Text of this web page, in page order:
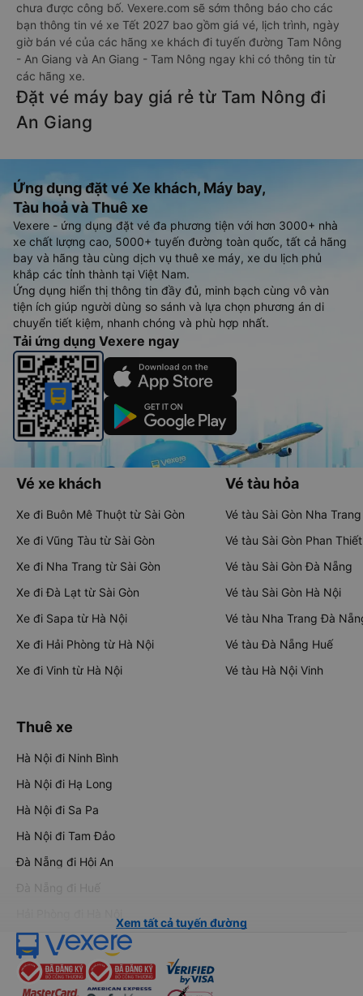
chưa được công bố. Vexere.com sẽ sớm thông báo cho các
bạn thông tin vé xe Tết 2027 bao gồm giá vé, lịch trình, ngày
giờ bán vé của các hãng xe khách đi tuyến đường Tam Nông
- An Giang và An Giang - Tam Nông ngay khi có thông tin từ
các hãng xe.
Đặt vé máy bay giá rẻ từ Tam Nông đi
An Giang
Ứng dụng đặt vé Xe khách, Máy bay,
Tàu hoả và Thuê xe
Vexere - ứng dụng đặt vé đa phương tiện với hơn 3000+ nhà
xe chất lượng cao, 5000+ tuyến đường toàn quốc, tất cả hãng
bay và hãng tàu cùng dịch vụ thuê xe máy, xe du lịch phủ
khắp các tỉnh thành tại Việt Nam.
Ứng dụng hiển thị thông tin đầy đủ, minh bạch cùng vô vàn
tiện ích giúp người dùng so sánh và lựa chọn phương án di
chuyển tiết kiệm, nhanh chóng và phù hợp nhất.
Tải ứng dụng Vexere ngay
Vé xe khách
Xe đi Buôn Mê Thuột từ Sài Gòn
Xe đi Vũng Tàu từ Sài Gòn
Xe đi Nha Trang từ Sài Gòn
Xe đi Đà Lạt từ Sài Gòn
Xe đi Sapa từ Hà Nội
Xe đi Hải Phòng từ Hà Nội
Xe đi Vinh từ Hà Nội
Vé tàu hỏa
Vé tàu Sài Gòn Nha Trang
Vé tàu Sài Gòn Phan Thiết
Vé tàu Sài Gòn Đà Nẵng
Vé tàu Sài Gòn Hà Nội
Vé tàu Nha Trang Đà
Vé tàu Đà Nẵng Huế
Vé tàu Hà Nội Vinh
Thuê xe
Hà Nội đi Ninh Bình
Hà Nội đi Hạ Long
Hà Nội đi Sa Pa
Hà Nội đi Tam Đảo
Đà Nẵng đi Hội An
Đà Nẵng đi Huế
Xem tất cả tuyến đường